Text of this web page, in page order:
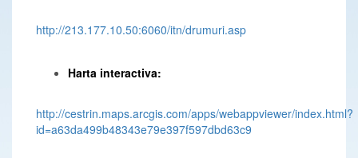
http://213.177.10.50:6060/itn/drumuri.asp
Harta interactiva:
http://cestrin.maps.arcgis.com/apps/webappviewer/index.html?
id=a63da499b48343e79e397f597dbd63c9